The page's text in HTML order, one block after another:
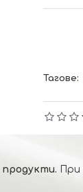
Тагове:
При